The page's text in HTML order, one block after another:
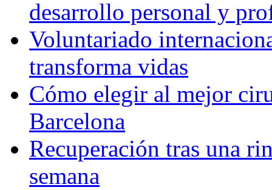
desarrollo personal y
Voluntariado
transforma vidas
Cómo elegir al mejor
Barcelona
Recuperación tras una
semana